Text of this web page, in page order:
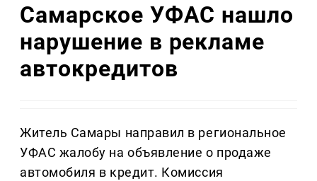
Самарское УФАС нашло
нарушение в рекламе
автокредитов
Житель Самары направил в региональное
УФАС жалобу на объявление о продаже
автомобиля в кредит. Комиссия